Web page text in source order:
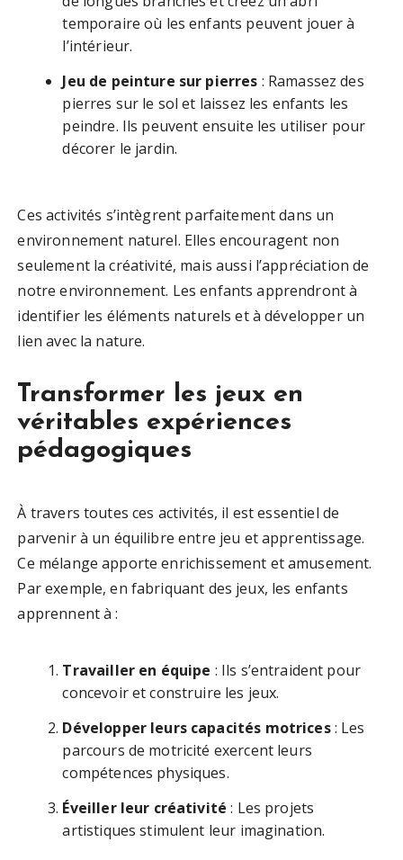
temporaire où les enfants peuvent jouer à
l’intérieur.
Jeu de peinture sur pierres : Ramassez des
pierres sur le sol et laissez les enfants les
peindre. Ils peuvent ensuite les utiliser pour
décorer le jardin.
Ces activités s’intègrent parfaitement dans un
environnement naturel. Elles encouragent non
seulement la créativité, mais aussi l’appréciation de
notre environnement. Les enfants apprendront à
identifier les éléments naturels et à développer un
lien avec la nature.
Transformer les jeux en
véritables expériences
pédagogiques
À travers toutes ces activités, il est essentiel de
parvenir à un équilibre entre jeu et apprentissage.
Ce mélange apporte enrichissement et amusement.
Par exemple, en fabriquant des jeux, les enfants
apprennent à :
Travailler en équipe : Ils s’entraident pour
concevoir et construire les jeux.
Développer leurs capacités motrices: Les
parcours de motricité exercent leurs
compétences physiques.
Éveiller leur créativité : Les projets
artistiques stimulent leur imagination.